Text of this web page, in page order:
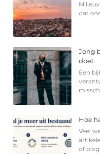
dat
Jong
doet
Een
Hoe
Veel
of